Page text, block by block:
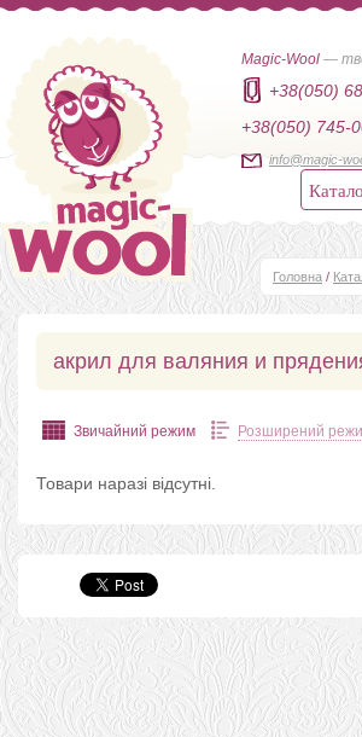
Magic-Wool —
+38(050)
+38(050) 745-
info@magic-
Головна /
акрил для валяния и
Звичайний режим Розширений
Товари наразі відсутні.